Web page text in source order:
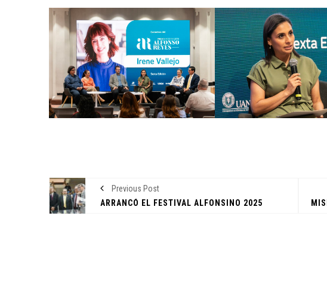
Previous Post
ARRANCÓ EL FESTIVAL ALFONSINO 2025
ENTORNO VERDE
15 noviembre, 2022